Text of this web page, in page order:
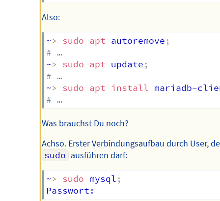
Also:
~> sudo apt autoremove ;
# …
~> sudo apt update ;
# …
~> sudo apt install mariadb-
# …
Was brauchst Du noch?
Achso. Erster Verbindungsaufbau durch User,
sudo ausführen darf:
~> sudo mysql ;